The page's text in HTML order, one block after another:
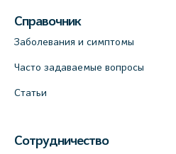
Справочник
Заболевания и симптомы
Часто задаваемые вопросы
Статьи
Сотрудничество